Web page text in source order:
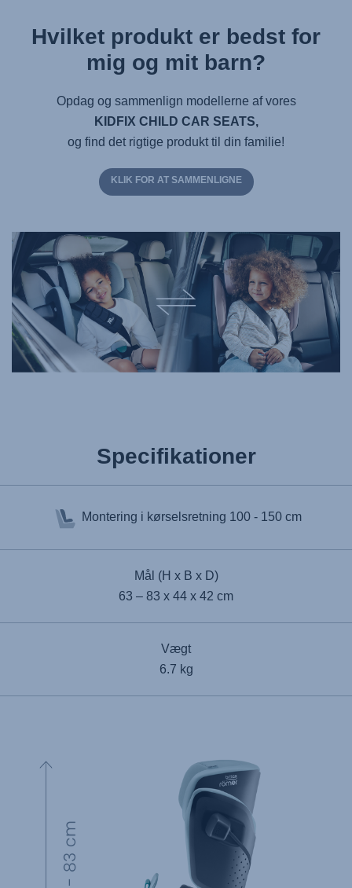
Hvilket produkt er bedst for
mig og mit barn?
Opdag og sammenlign modellerne af vores
KIDFIX CHILD CAR SEATS,
og find det rigtige produkt til din familie!
KLIK FOR AT SAMMENLIGNE
Specifikationer
Montering i kørselsretning 100 - 150 cm
Mål (H x B x D)
63 – 83 x 44 x 42 cm
Vægt
6.7 kg